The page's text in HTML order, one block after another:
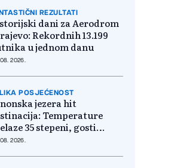
REZULTATI
dani za Aerodrom
Rekordnih 13.199
u jednom danu
2026.
POSJEĆENOST
jezera hit
Temperature
35 stepeni, gosti
iz cijele regije
2026.